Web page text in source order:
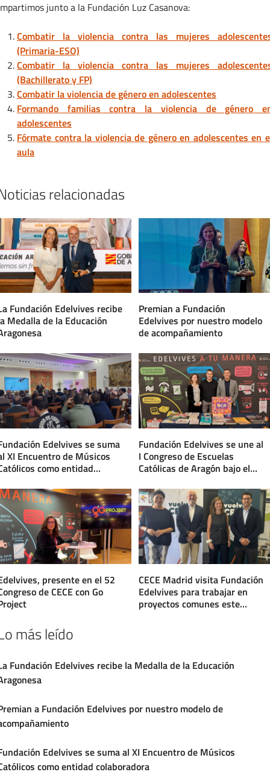
junto a la Fundación Luz Casanova:
Combatir la violencia contra las mujeres
(Primaria-ESO)
Combatir la violencia contra las mujeres
(Bachillerato y FP)
Combatir la violencia de género en adolescentes
Formando familias contra la violencia de género
adolescentes
Fórmate contra la violencia de género en adolescentes en
aula
relacionadas
Fundación Edelvives recibe
Medalla de la Educación
Premian a Fundación
Edelvives por nuestro modelo
de acompañamiento
Edelvives se suma
XI Encuentro de Músicos
como entidad
Fundación Edelvives se une al
I Congreso de Escuelas
Católicas de Aragón bajo el
sentido».
presente en el 52
de CECE con Go
CECE Madrid visita Fundación
Edelvives para trabajar en
proyectos comunes este
más leído
Fundación Edelvives recibe la Medalla de la Educación
a Fundación Edelvives por nuestro modelo de
Edelvives se suma al XI Encuentro de Músicos
como entidad colaboradora